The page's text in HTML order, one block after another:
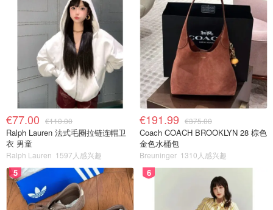
€77.00 €110.00
Ralph Lauren 法式毛圈拉链连帽卫
衣 男童
Ralph Lauren 1597人感兴趣
€191.99 €375.00
Coach COACH BROOKLYN 28 棕色
金色水桶包
Breuninger 1310人感兴趣
5 6